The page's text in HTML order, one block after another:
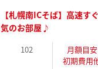
【札幌南ICそば】高速
気のお部屋♪
102
月額目
初期費用